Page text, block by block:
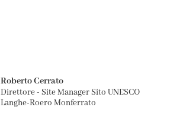
Roberto Cerrato
Direttore - Site Manager Sito UNESCO
Langhe-Roero Monferrato